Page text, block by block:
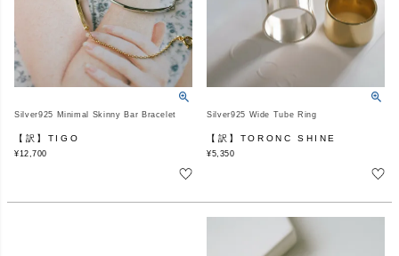
Silver925 Minimal Skinny Bar Bracelet
【訳】TIGO
¥12,700
Silver925 Wide Tube Ring
【訳】TORONC SHINE
¥5,350